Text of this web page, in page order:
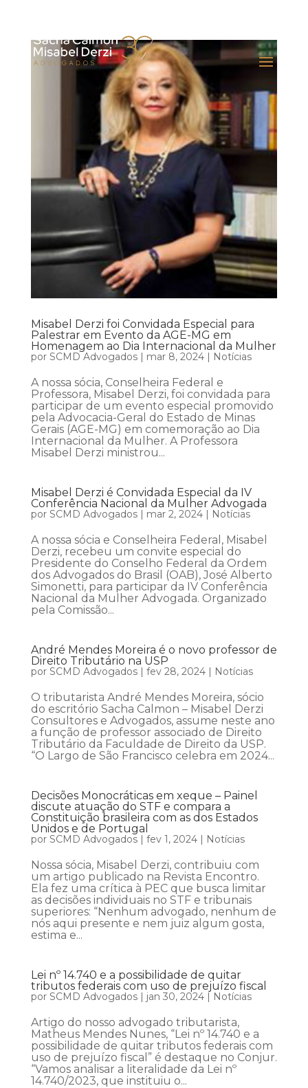
Misabel Derzi foi Convidada Especial para
Palestrar em Evento da AGE-MG em
Homenagem ao Dia Internacional da Mulher
por SCMD Advogados| mar 8, 2024| Notícias
A nossa sócia, Conselheira Federal e
Professora, Misabel Derzi, foi convidada para
participar de um evento especial promovido
pela Advocacia-Geral do Estado de Minas
Gerais (AGE-MG) em comemoração ao Dia
Internacional da Mulher. A Professora
Misabel Derzi ministrou...
Misabel Derzi é Convidada Especial da IV
Conferência Nacional da Mulher Advogada
por SCMD Advogados| mar 2, 2024| Notícias
A nossa sócia e Conselheira Federal, Misabel
Derzi, recebeu um convite especial do
Presidente do Conselho Federal da Ordem
dos Advogados do Brasil (OAB), José Alberto
Simonetti, para participar da IV Conferência
Nacional da Mulher Advogada. Organizado
pela Comissão...
André Mendes Moreira é o novo professor de
Direito Tributário na USP
por SCMD Advogados| fev 28, 2024| Notícias
O tributarista André Mendes Moreira, sócio
do escritório Sacha Calmon – Misabel Derzi
Consultores e Advogados, assume neste ano
a função de professor associado de Direito
Tributário da Faculdade de Direito da USP.
“O Largo de São Francisco celebra em 2024...
Decisões Monocráticas em xeque – Painel
discute atuação do STF e compara a
Constituição brasileira com as dos Estados
Unidos e de Portugal
por SCMD Advogados| fev 1, 2024| Notícias
Nossa sócia, Misabel Derzi, contribuiu com
um artigo publicado na Revista Encontro.
Ela fez uma crítica à PEC que busca limitar
as decisões individuais no STF e tribunais
superiores: “Nenhum advogado, nenhum de
nós aqui presente e nem juiz algum gosta,
estima e...
Lei nº 14.740 e a possibilidade de quitar
tributos federais com uso de prejuízo fiscal
por SCMD Advogados| jan 30, 2024| Notícias
Artigo do nosso advogado tributarista,
Matheus Mendes Nunes, “Lei nº 14.740 e a
possibilidade de quitar tributos federais com
uso de prejuízo fiscal” é destaque no Conjur.
“Vamos analisar a literalidade da Lei nº
14.740/2023, que instituiu o...